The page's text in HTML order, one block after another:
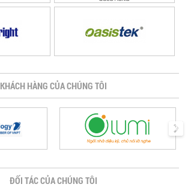
KHÁCH HÀNG CỦA CHÚNG TÔI
next
ĐỐI TÁC CỦA CHÚNG TÔI